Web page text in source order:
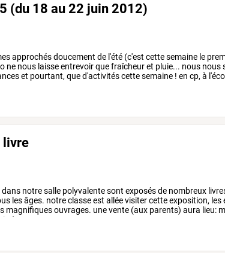
(du 18 au 22 juin 2012)
approchésdoucement de l'été (c'est cettesemaine le
ne nous laisseentrevoirquefraîcheuret pluie... nous nous
et pourtant,qued'activitéscettesemaine ! en cp,à
livre
dans notresalle polyvalentesont exposésde nombreux
lesâges. notreclasseest alléevisitercetteexposition, les
magnifiquesouvrages. unevente (aux parents) aura lieu:
à